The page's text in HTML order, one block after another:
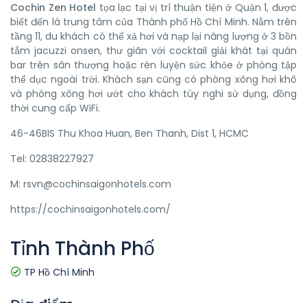
Cochin Zen Hotel tọa lạc tại vị trí thuận tiện ở Quận 1, được
biết đến là trung tâm của Thành phố Hồ Chí Minh. Nằm trên
tầng 11, du khách có thể xả hơi và nạp lại năng lượng ở 3 bồn
tắm jacuzzi onsen, thư giãn với cocktail giải khát tại quán
bar trên sân thượng hoặc rèn luyện sức khỏe ở phòng tập
thể dục ngoài trời. Khách sạn cũng có phòng xông hơi khô
và phòng xông hơi ướt cho khách tùy nghi sử dụng, đồng
thời cung cấp WiFi.
46-46BIS Thu Khoa Huan, Ben Thanh, Dist 1, HCMC
Tel: 02838227927
M: rsvn@cochinsaigonhotels.com
https://cochinsaigonhotels.com/
Tỉnh Thành Phố
TP Hồ Chí Minh